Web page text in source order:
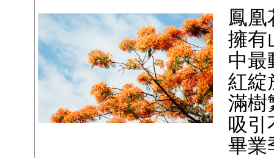
鳳凰
擁有
中最
紅綻
滿樹
吸引
畢業